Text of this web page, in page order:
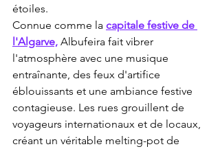
étoiles.
Connue comme la capitale festive de
l'Algarve, Albufeira fait vibrer
l'atmosphère avec une musique
entraînante, des feux d'artifice
éblouissants et une ambiance festive
contagieuse. Les rues grouillent de
voyageurs internationaux et de locaux,
créant un véritable melting-pot de